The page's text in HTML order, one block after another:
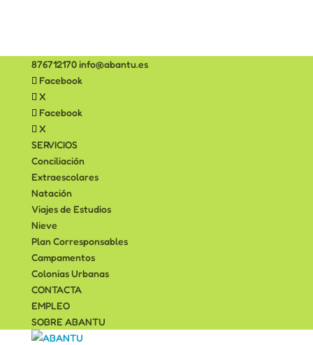
876712170info@abantu.es
Facebook
X
Facebook
X
SERVICIOS
Conciliación
Extraescolares
Natación
Viajes de Estudios
Nieve
Plan Corresponsables
Campamentos
Colonias Urbanas
CONTACTA
EMPLEO
SOBRE ABANTU